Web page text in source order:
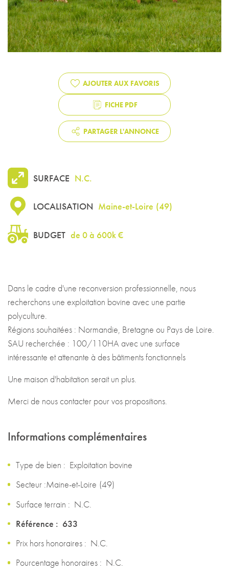
AJOUTER AUX FAVORIS
FICHE PDF
PARTAGER L'ANNONCE
SURFACE N.C.
LOCALISATION Maine-et-Loire (49)
BUDGET de 0 à 600k €
Dans le cadre d'une reconversion professionnelle, nous
recherchons une exploitation bovine avec une partie
polyculture.
Régions souhaitées : Normandie, Bretagne ou Pays de Loire.
SAU recherchée : 100/110HA avec une surface
intéressante et attenante à des bâtiments fonctionnels
Une maison d'habitation serait un plus.
Merci de nous contacter pour vos propositions.
Informations complémentaires
Type de bien : Exploitation bovine
Secteur :Maine-et-Loire (49)
Surface terrain : N.C.
633
Prix hors honoraires : N.C.
Pourcentage honoraires : N.C.